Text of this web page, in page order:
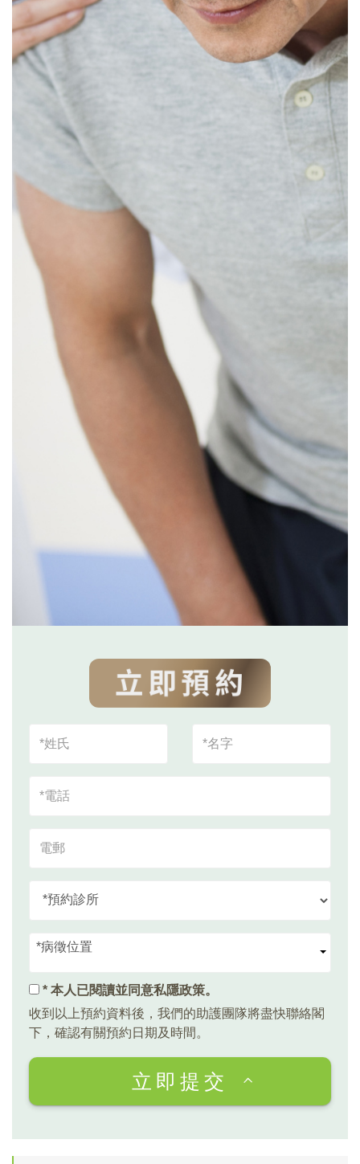
*病徵位置
* 本人已閱讀並同意私隱政策。
收到以上預約資料後，我們的助護團隊將盡快聯絡閣
下，確認有關預約日期及時間。
立即提交